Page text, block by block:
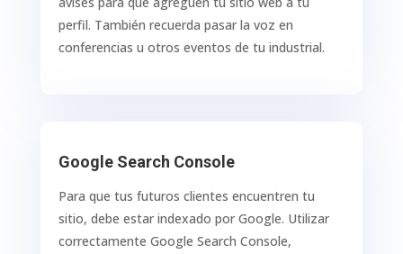
perfil. También recuerda pasar la voz en
conferencias u otros eventos de tu industrial.
Google Search Console
Para que tus futuros clientes encuentren tu
sitio, debe estar indexado por Google. Utilizar
correctamente Google Search Console,